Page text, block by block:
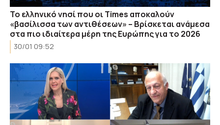
Το ελληνικό νησί που οι Times αποκαλούν
«βασίλισσα των αντιθέσεων» – Βρίσκεται ανάμεσα
στα πιο ιδιαίτερα μέρη της Ευρώπης για το 2026
30/01 09:52